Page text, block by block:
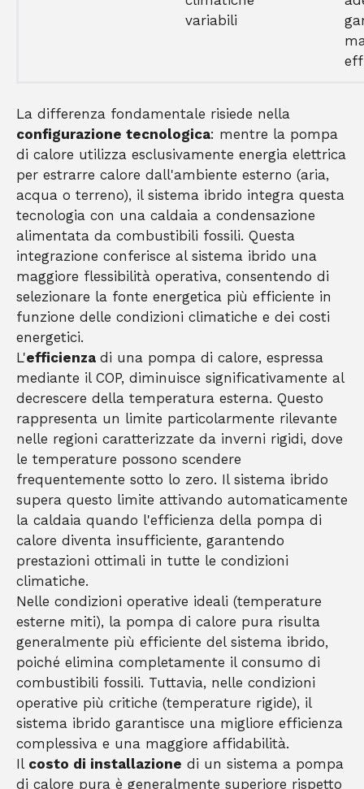
variabili
La differenza fondamentale risiede nella
configurazione tecnologica: mentre la pompa
di calore utilizza esclusivamente energia elettrica
per estrarre calore dall'ambiente esterno (aria,
acqua o terreno), il sistema ibrido integra questa
tecnologia con una caldaia a condensazione
alimentata da combustibili fossili. Questa
integrazione conferisce al sistema ibrido una
maggiore flessibilità operativa, consentendo di
selezionare la fonte energetica più efficiente in
funzione delle condizioni climatiche e dei costi
energetici.
L'efficienza di una pompa di calore, espressa
mediante il COP, diminuisce significativamente al
decrescere della temperatura esterna. Questo
rappresenta un limite particolarmente rilevante
nelle regioni caratterizzate da inverni rigidi, dove
le temperature possono scendere
frequentemente sotto lo zero. Il sistema ibrido
supera questo limite attivando automaticamente
la caldaia quando l'efficienza della pompa di
calore diventa insufficiente, garantendo
prestazioni ottimali in tutte le condizioni
climatiche.
Nelle condizioni operative ideali (temperature
esterne miti), la pompa di calore pura risulta
generalmente più efficiente del sistema ibrido,
poiché elimina completamente il consumo di
combustibili fossili. Tuttavia, nelle condizioni
operative più critiche (temperature rigide), il
sistema ibrido garantisce una migliore efficienza
complessiva e una maggiore affidabilità.
Il costo di installazione di un sistema a pompa
di calore pura è generalmente superiore rispetto